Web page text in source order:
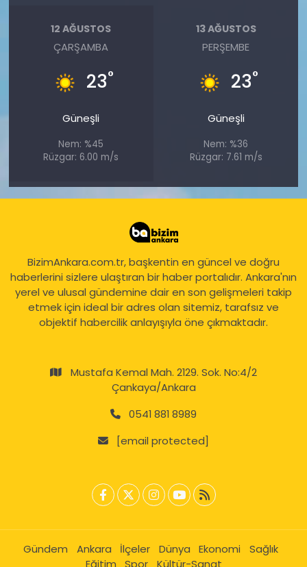
12 AĞUSTOS
ÇARŞAMBA
23°
Güneşli
Nem: %45
Rüzgar: 6.00 m/s
13 AĞUSTOS
PERŞEMBE
23°
Güneşli
Nem: %36
Rüzgar: 7.61 m/s
BizimAnkara.com.tr, başkentin en güncel ve doğru
haberlerini sizlere ulaştıran bir haber portalıdır. Ankara'nın
yerel ve ulusal gündemine dair en son gelişmeleri takip
etmek için ideal bir adres olan sitemiz, tarafsız ve
objektif habercilik anlayışıyla öne çıkmaktadır.
Mustafa Kemal Mah. 2129. Sok. No:4/2
Çankaya/Ankara
0541 881 8989
[email protected]
Gündem Ankara İlçeler Dünya Ekonomi
Sağlık
Eğitim
Spor Kültür-Sanat